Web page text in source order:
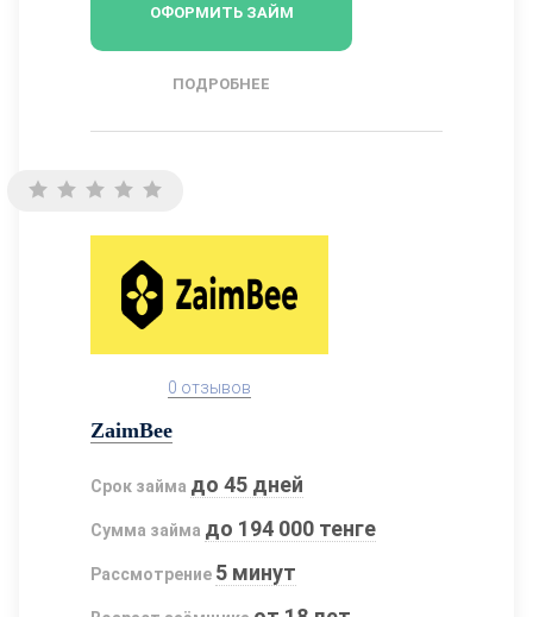
ОФОРМИТЬ ЗАЙМ
ПОДРОБНЕЕ
0 отзывов
ZaimBee
Срок займа до 45 дней
Сумма займа до 194 000 тенге
Рассмотрение 5 минут